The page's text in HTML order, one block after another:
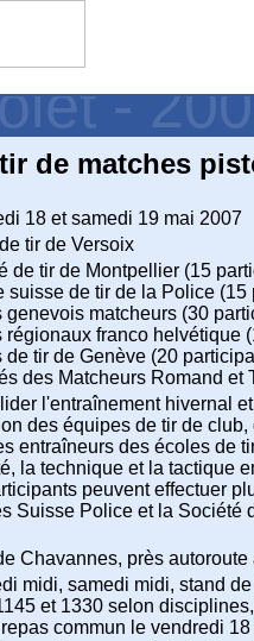
-
de matches
18 et samedi 19 mai 2007
tir de Versoix
de tir de Montpellier (15
suisse de tir de la Police (15
genevois matcheurs (30
régionaux franco helvétique
de tir de Genève (20
des Matcheurs Romand et
l'entraînement hivernal
des équipes de tir de club,
entraîneurs des écoles de
la technique et la tactique
peuvent effectuer
Suisse Police et la Société
Chavannes, près
midi, samedi midi, stand
et 1330 selon
commun le vendredi